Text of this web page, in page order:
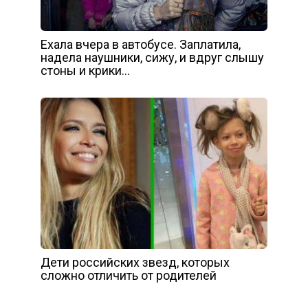
Ехала вчера в автобусе. Заплатила,
надела наушники, сижу, и вдруг слышу
стоны и крики…
Дети российских звезд, которых
сложно отличить от родителей